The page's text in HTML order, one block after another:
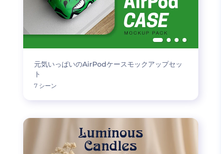
元気いっぱいのAirPodケースモックアップセッ
ト
7 シーン